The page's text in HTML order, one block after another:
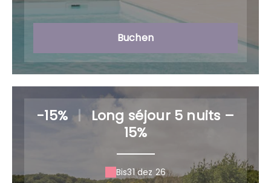
Buchen
-15% | Long séjour 5 nuits –
15%
Bis31 dez 26